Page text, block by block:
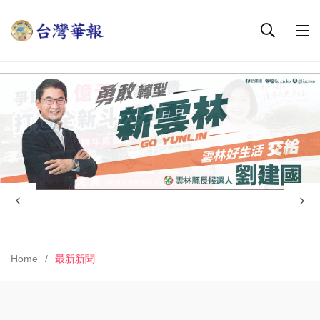
Home 最新新聞